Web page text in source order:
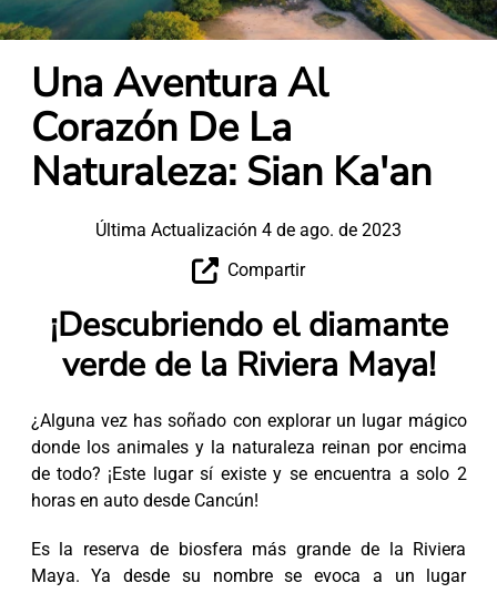
Una Aventura Al
Corazón De La
Naturaleza: Sian Ka'an
Última Actualización 4 de ago. de 2023
Compartir
¡Descubriendo el diamante
verde de la Riviera Maya!
¿Alguna vez has soñado con explorar un lugar mágico
donde los animales y la naturaleza reinan por encima
de todo? ¡Este lugar sí existe y se encuentra a solo 2
horas en auto desde Cancún!
Es la reserva de biosfera más grande de la Riviera
Maya. Ya desde su nombre se evoca a un lugar